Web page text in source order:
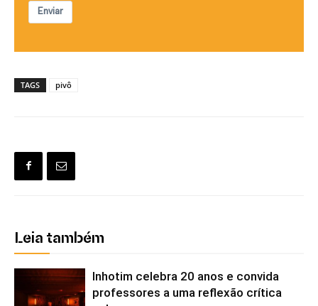
Enviar
TAGS pivô
Leia também
Inhotim celebra 20 anos e convida
professores a uma reflexão crítica